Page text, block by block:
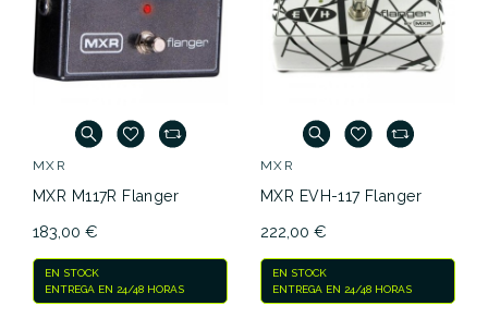
MXR
MXR M117R Flanger
183,00 €
EN STOCK
ENTREGA EN 24/48 HORAS
MXR
MXR EVH-117 Flanger
222,00 €
EN STOCK
ENTREGA EN 24/48 HORAS